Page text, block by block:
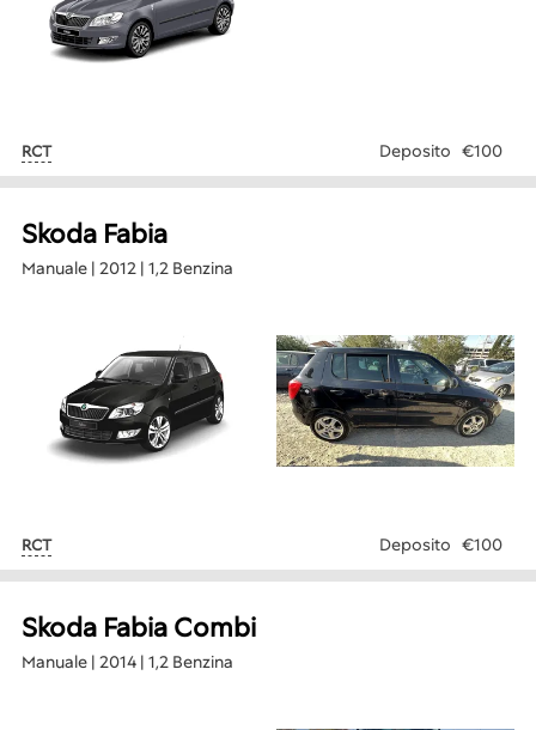
RCT Deposito €100
Skoda Fabia
Manuale | 2012 | 1,2 Benzina
RCT Deposito €100
Skoda Fabia Combi
Manuale | 2014 | 1,2 Benzina